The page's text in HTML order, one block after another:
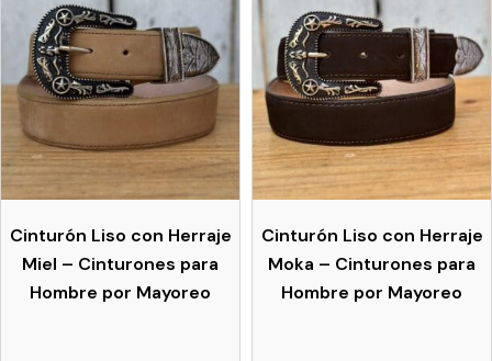
Cinturón Liso con Herraje
Miel – Cinturones para
Hombre por Mayoreo
Cinturón Liso con Herraje
Moka – Cinturones para
Hombre por Mayoreo